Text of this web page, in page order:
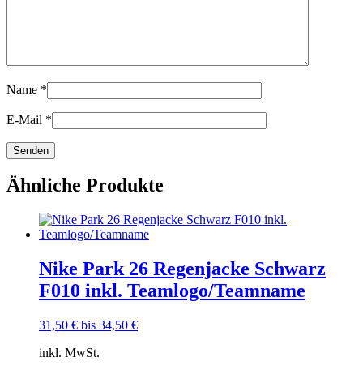
Name *
E-Mail *
Ähnliche Produkte
Nike Park 26 Regenjacke Schwarz
F010 inkl. Teamlogo/Teamname
31,50 € bis 34,50 €
inkl. MwSt.